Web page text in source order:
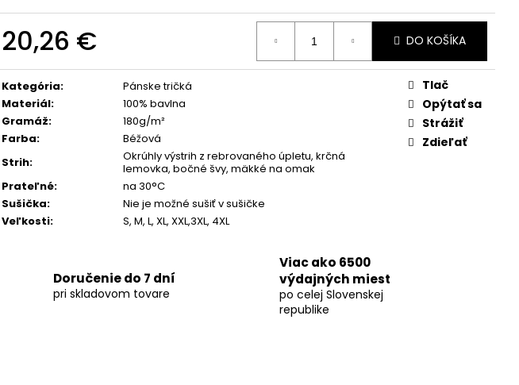
20,26 €
cena:
DO KOŠÍKA
Kategória:
Pánske tričká
Materiál:
100% bavlna
Gramáž:
180g/m²
Farba:
Béžová
Strih:
Okrúhly výstrih z rebrovaného úpletu, krčná
lemovka, bočné švy, mäkké na omak
Prateľné:
na 30°C
Sušička:
Nie je možné sušiť v sušičke
Veľkosti: S, M, L, XL, XXL,3XL, 4XL
Tlač
Opýtať sa
Strážiť
Zdieľať
Doručenie do 7 dní
pri skladovom tovare
Viac ako 6500
výdajných miest
po celej Slovenskej
republike